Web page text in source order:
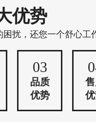
优势
扰，还您一个舒心工
03
品质
优势